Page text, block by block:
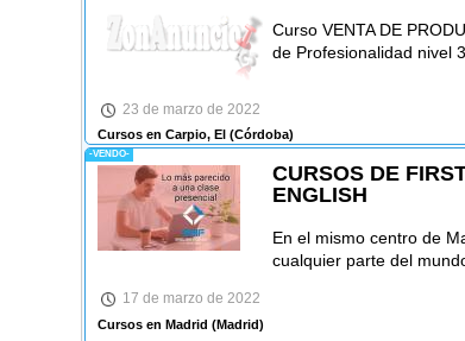
Curso VENTA DE
de Profesionalidad nivel
23 de marzo de 2022
Cursos en Carpio, El (Córdoba)
-VENDO-
CURSOS DE
ENGLISH
En el mismo centro de
cualquier parte del
17 de marzo de 2022
Cursos en Madrid (Madrid)